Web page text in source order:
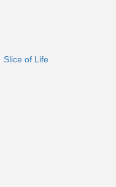
Slice of Life